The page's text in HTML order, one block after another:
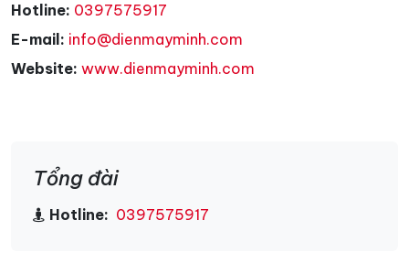
Hotline: 0397575917
E-mail: info@dienmayminh.com
Website: www.dienmayminh.com
Tổng đài
Hotline: 0397575917